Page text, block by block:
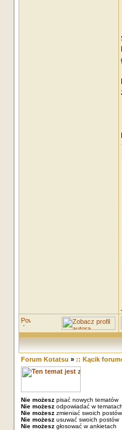
Forum Kotatsu » :: Kącik
Nie możeszpisać nowych tematów
Nie możeszodpowiadać w tematach
Nie możeszzmieniać swoich postów
Nie możeszusuwać swoich postów
Nie możeszgłosować w ankietach